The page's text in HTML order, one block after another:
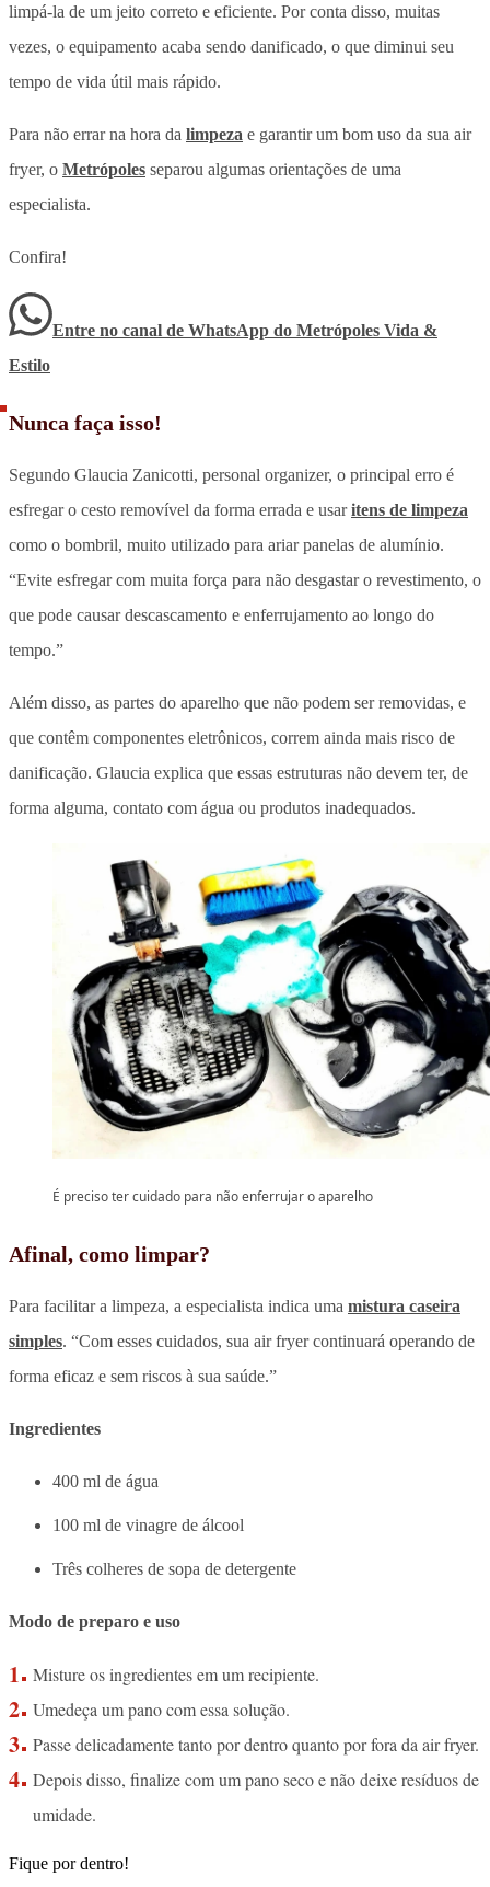
limpá-la de um jeito correto e eficiente. Por conta disso, muitas
vezes, o equipamento acaba sendo danificado, o que diminui seu
tempo de vida útil mais rápido.
Para não errar na hora da limpeza e garantir um bom uso da sua air
fryer, o Metrópoles separou algumas orientações de uma
especialista.
Confira!
Entre no canal de WhatsApp do Metrópoles Vida &
Estilo
Nunca faça isso!
Segundo Glaucia Zanicotti, personal organizer, o principal erro é
esfregar o cesto removível da forma errada e usaritens de limpeza
como o bombril, muito utilizado para ariar panelas de alumínio.
“Evite esfregar com muita força para não desgastar o revestimento, o
que pode causar descascamento e enferrujamento ao longo do
tempo.”
Além disso, as partes do aparelho que não podem ser removidas, e
que contêm componentes eletrônicos, correm ainda mais risco de
danificação. Glaucia explica que essas estruturas não devem ter, de
forma alguma, contato com água ou produtos inadequados.
É preciso ter cuidado para não enferrujar o aparelho
Afinal, como limpar?
Para facilitar a limpeza, a especialista indica uma mistura caseira
simples. “Com esses cuidados, sua air fryer continuará operando de
forma eficaz e sem riscos à sua saúde.”
Ingredientes
400 ml de água
100 ml de vinagre de álcool
Três colheres de sopa de detergente
Modo de preparo e uso
Misture os ingredientes em um recipiente.
Umedeça um pano com essa solução.
Passe delicadamente tanto por dentro quanto por fora da air fryer.
Depois disso, finalize com um pano seco e não deixe resíduos de
umidade.
Fique por dentro!